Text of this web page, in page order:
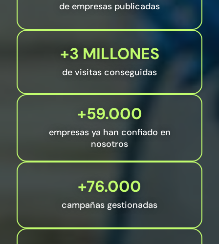
de empresas publicadas
+3 MILLONES
de visitas conseguidas
+59.000
empresas ya han confiado en
nosotros
+76.000
campañas gestionadas